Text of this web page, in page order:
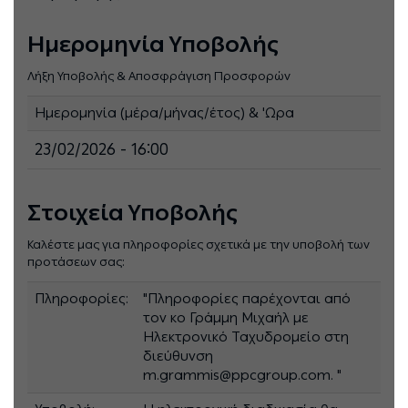
Ημερομηνία Υποβολής
Λήξη Υποβολής & Αποσφράγιση Προσφορών
Ημερομηνία (μέρα/μήνας/έτος) & 'Ωρα
23/02/2026 - 16:00
Στοιχεία Υποβολής
Καλέστε μας για πληροφορίες σχετικά με την υποβολή των
προτάσεων σας:
Πληροφορίες:
"Πληροφορίες παρέχονται από
τον κο Γράμμη Μιχαήλ με
Ηλεκτρονικό Ταχυδρομείο στη
διεύθυνση
m.grammis@ppcgroup.com. "